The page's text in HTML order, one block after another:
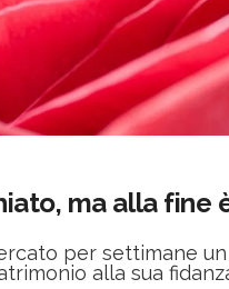
ma alla fine
per settimane
alla sua